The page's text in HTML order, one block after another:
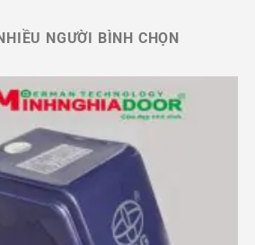
NGƯỜI BÌNH CHỌN